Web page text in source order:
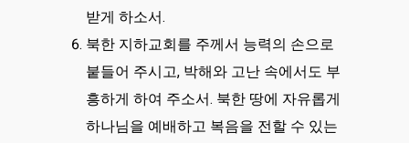
받게 하소서.
북한 지하교회를 주께서 능력의 손으로
붙들어 주시고, 박해와 고난 속에서도 부
흥하게 하여 주소서. 북한 땅에 자유롭게
하나님을 예배하고 복음을 전할 수 있는